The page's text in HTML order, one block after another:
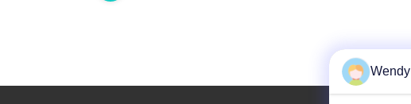
Wendy